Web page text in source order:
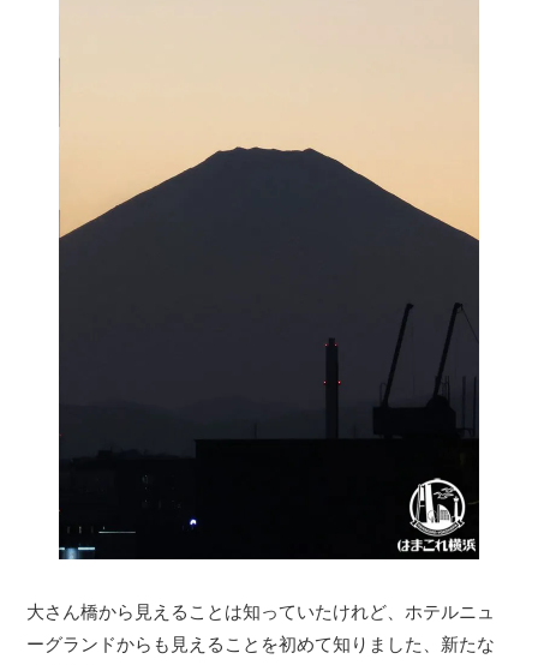
大さん橋から見えることは知っていたけれど、ホテルニュ
ーグランドからも見えることを初めて知りました、新たな